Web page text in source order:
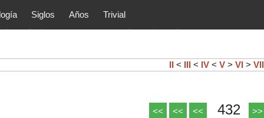
y principales
arte, cultura, etc.) de la
Siglos Años Trivial
II < III < IV < V > VI > VII
<< << << 432 >>